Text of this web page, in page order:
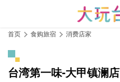
首页 食购旅宿 消费店家
台湾第一味-大甲镇澜店